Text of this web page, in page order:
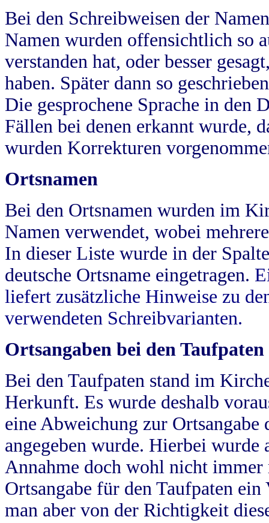
Bei den Schreibweisen der
Namen wurden offensichtlich so
verstanden hat, oder besser
haben. Später dann so
Die gesprochene Sprache in
Fällen bei denen erkannt wurde,
wurden Korrekturen
Ortsnamen
Bei den Ortsnamen wurden im
Namen verwendet, wobei
In dieser Liste wurde in der
deutsche Ortsname eingetragen.
liefert zusätzliche Hinweise zu
verwendeten Schreibvarianten.
Ortsangaben bei den Taufpaten
Bei den Taufpaten stand im
Herkunft. Es wurde deshalb
eine Abweichung zur
angegeben wurde. Hierbei wurde
Annahme doch wohl nicht
Ortsangabe für den Taufpaten
man aber von der Richtigkeit